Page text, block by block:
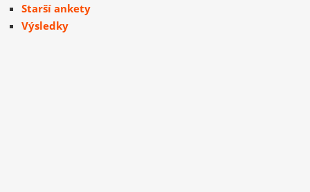
Starší ankety
Výsledky